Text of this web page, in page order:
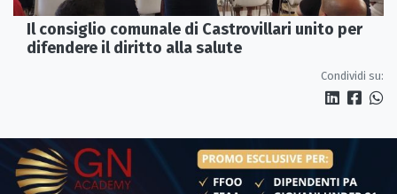
Il consiglio comunale di Castrovillari unito per
difendere il diritto alla salute
Condividi su: